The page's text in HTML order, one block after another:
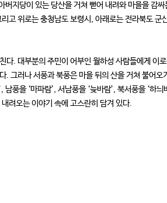
지당이 있는 당산을 거쳐 뻗어 내려와 마을을 감
고 위로는 충청남도 보령시, 아래로는 전라북도 군
. 대부분의 주민이 어부인 월하성 사람들에게 이
그러나 서풍과 북풍은 마을 뒤의 산을 거쳐 불어
풍을 ‘마파람’, 서남풍을 ‘늦바람’, 북서풍을 ‘하
려오는 이야기 속에 고스란히 담겨 있다.